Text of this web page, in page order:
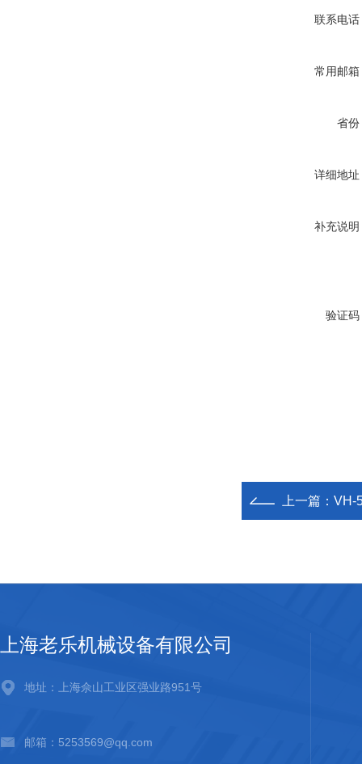
联系电话
常用邮箱
省份
详细地址
补充说明
验证码
上一篇： VH-
上海老乐机械设备有限公司
地址：上海佘山工业区强业路951号
邮箱：5253569@qq.com